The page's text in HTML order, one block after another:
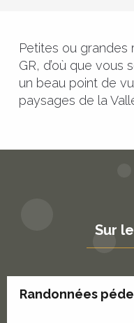
Petites ou grandes
GR, d’où que vous
un beau point de
paysages de la
Sur
Randonnées